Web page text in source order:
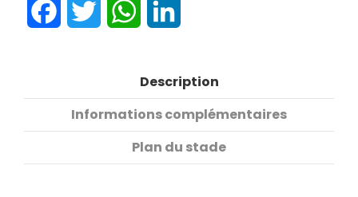
FacebookTwitter WhatsApp
Description
Informations complémentaires
Plan du stade